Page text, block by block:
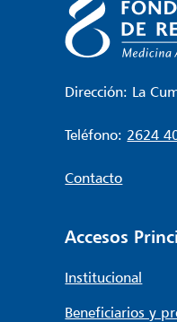
Dirección: La
Teléfono: 2624
Contacto
Accesos
Institucional
Beneficiarios y